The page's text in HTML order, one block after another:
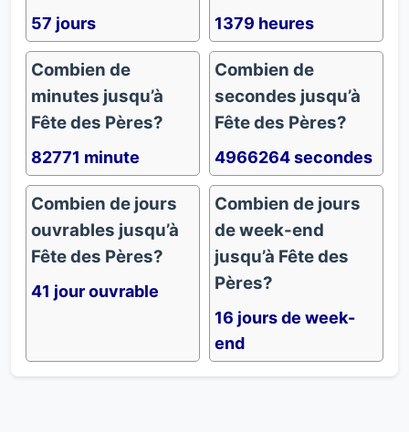
57 jours 1379 heures
Combien de
minutes jusqu’à
Fête des Pères?
82771 minute
Combien de
secondes jusqu’à
Fête des Pères?
4966264 secondes
Combien de jours
ouvrables jusqu’à
Fête des Pères?
41 jour ouvrable
Combien de jours
de week-end
jusqu’à Fête des
Pères?
16 jours de week-
end